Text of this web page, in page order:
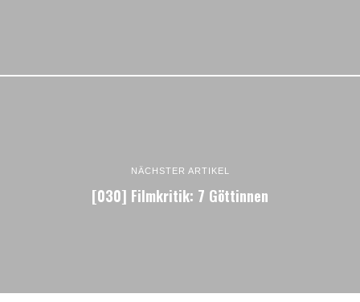
NÄCHSTER ARTIKEL
[030] Filmkritik: 7 Göttinnen